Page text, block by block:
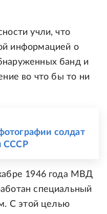
учли, что
информацией о
банд и
во что бы то ни
солдат
СССР
1946 года МВД
специальный
С этой целью